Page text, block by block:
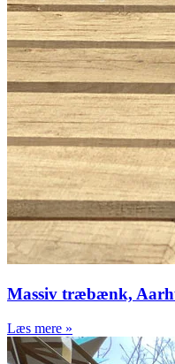
i
Cortenstål
Massiv træbænk,
Læs mere »